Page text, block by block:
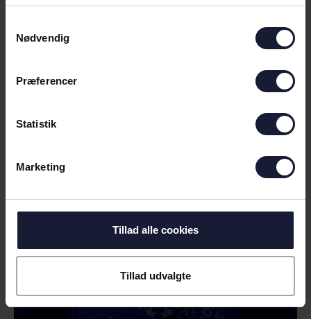
Nødvendig
Præferencer
Statistik
Marketing
Tillad alle cookies
Tillad udvalgte
MODSTANDERE PÅ PLADS